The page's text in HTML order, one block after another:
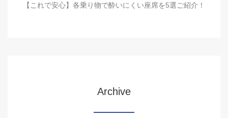
【これで安心】各乗り物で酔いにくい座席を5選ご紹介！
Archive